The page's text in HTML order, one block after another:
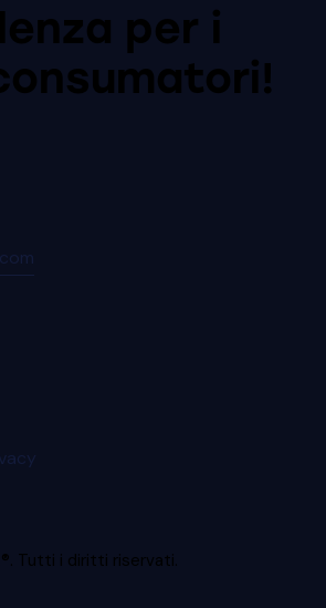
per i
Tutti i diritti riservati.